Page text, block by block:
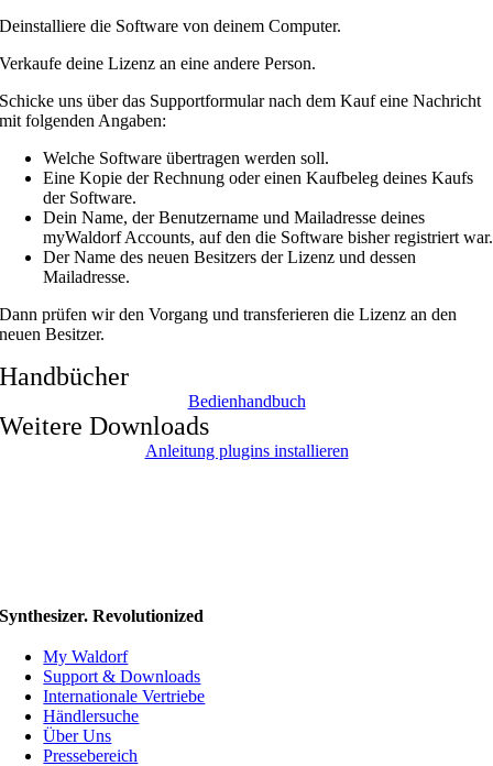
Deinstalliere die Software von deinem Computer.
Verkaufe deine Lizenz an eine andere Person.
Schicke uns über das Supportformular nach dem Kauf eine Nachricht
mit folgenden Angaben:
Welche Software übertragen werden soll.
Eine Kopie der Rechnung oder einen Kaufbeleg deines Kaufs
der Software.
Dein Name, der Benutzername und Mailadresse deines
myWaldorf Accounts, auf den die Software bisher registriert war.
Der Name des neuen Besitzers der Lizenz und dessen
Mailadresse.
Dann prüfen wir den Vorgang und transferieren die Lizenz an den
neuen Besitzer.
Handbücher
Bedienhandbuch
Weitere Downloads
Anleitung plugins installieren
Synthesizer. Revolutionized
My Waldorf
Support & Downloads
Internationale Vertriebe
Händlersuche
Über Uns
Pressebereich